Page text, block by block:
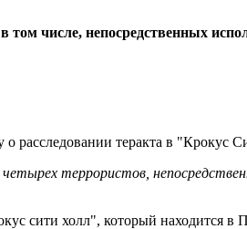
числе, непосредственных
теракта в "Крокус
террористов,
сити холл", который находится в